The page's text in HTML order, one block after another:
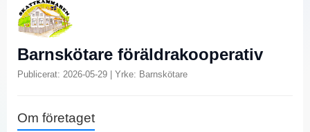
Barnskötare föräldrakooperativ
Publicerat: 2026-05-29 | Yrke: Barnskötare
Om företaget